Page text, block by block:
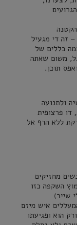
זה די מגעיל
כללים של
משום שאתה
תוכן.
ולתנועה
דו פרצופית
ללא הרף אל
מחזיקים
השקפה כזו
שייר)
איש מיזם
הוא ופגיעתו